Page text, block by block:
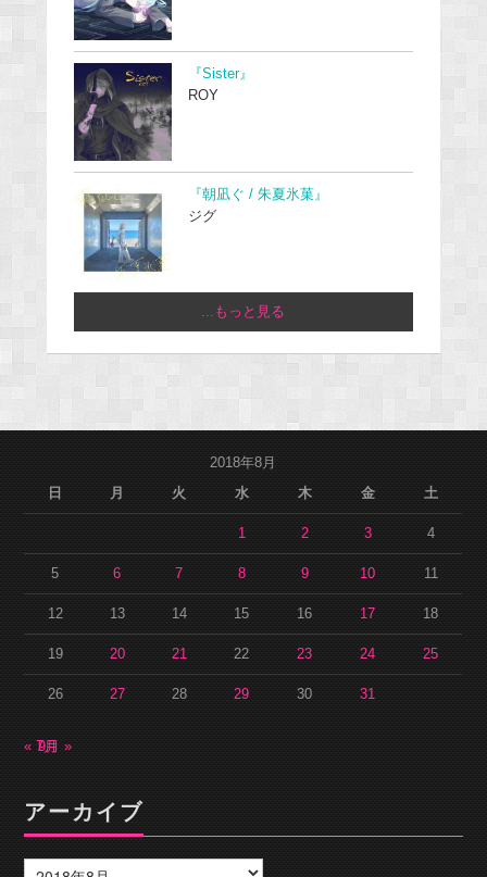
『Sister』
ROY
『朝凪ぐ / 朱夏氷菓』
ジグ
...もっと見る
2018年8月
日
月 火 水 木 金 土
1 2 3 4
5 6 7 8 9 10 11
12 13 14 15 16 17 18
19 20 21 22 23 24 25
26 27 28 29 30 31
« 7月9月 »
アーカイブ
ー